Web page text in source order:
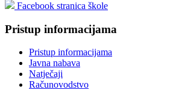
Facebook stranica škole
Pristup informacijama
Pristup informacijama
Javna nabava
Natječaji
Računovodstvo